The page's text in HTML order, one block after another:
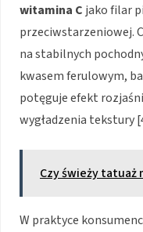
witamina C jako filar
przeciwstarzeniowej.
na stabilnych
kwasem ferulowym,
potęguje efekt
wygładzenia tekstury
Czy świeży tatuaż
W praktyce